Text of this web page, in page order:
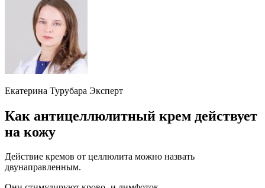
Екатерина Турубара Эксперт
Как антицеллюлитный крем действует
на кожу
Действие кремов от целлюлита можно назвать
двунаправленным.